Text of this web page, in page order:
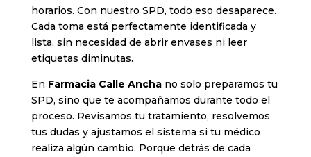
horarios. Con nuestro SPD, todo eso desaparece.
Cada toma está perfectamente identificada y
lista, sin necesidad de abrir envases ni leer
etiquetas diminutas.
En Farmacia Calle Anchano solo preparamos tu
SPD, sino que te acompañamos durante todo el
proceso. Revisamos tu tratamiento, resolvemos
tus dudas y ajustamos el sistema si tu médico
realiza algún cambio. Porque detrás de cada